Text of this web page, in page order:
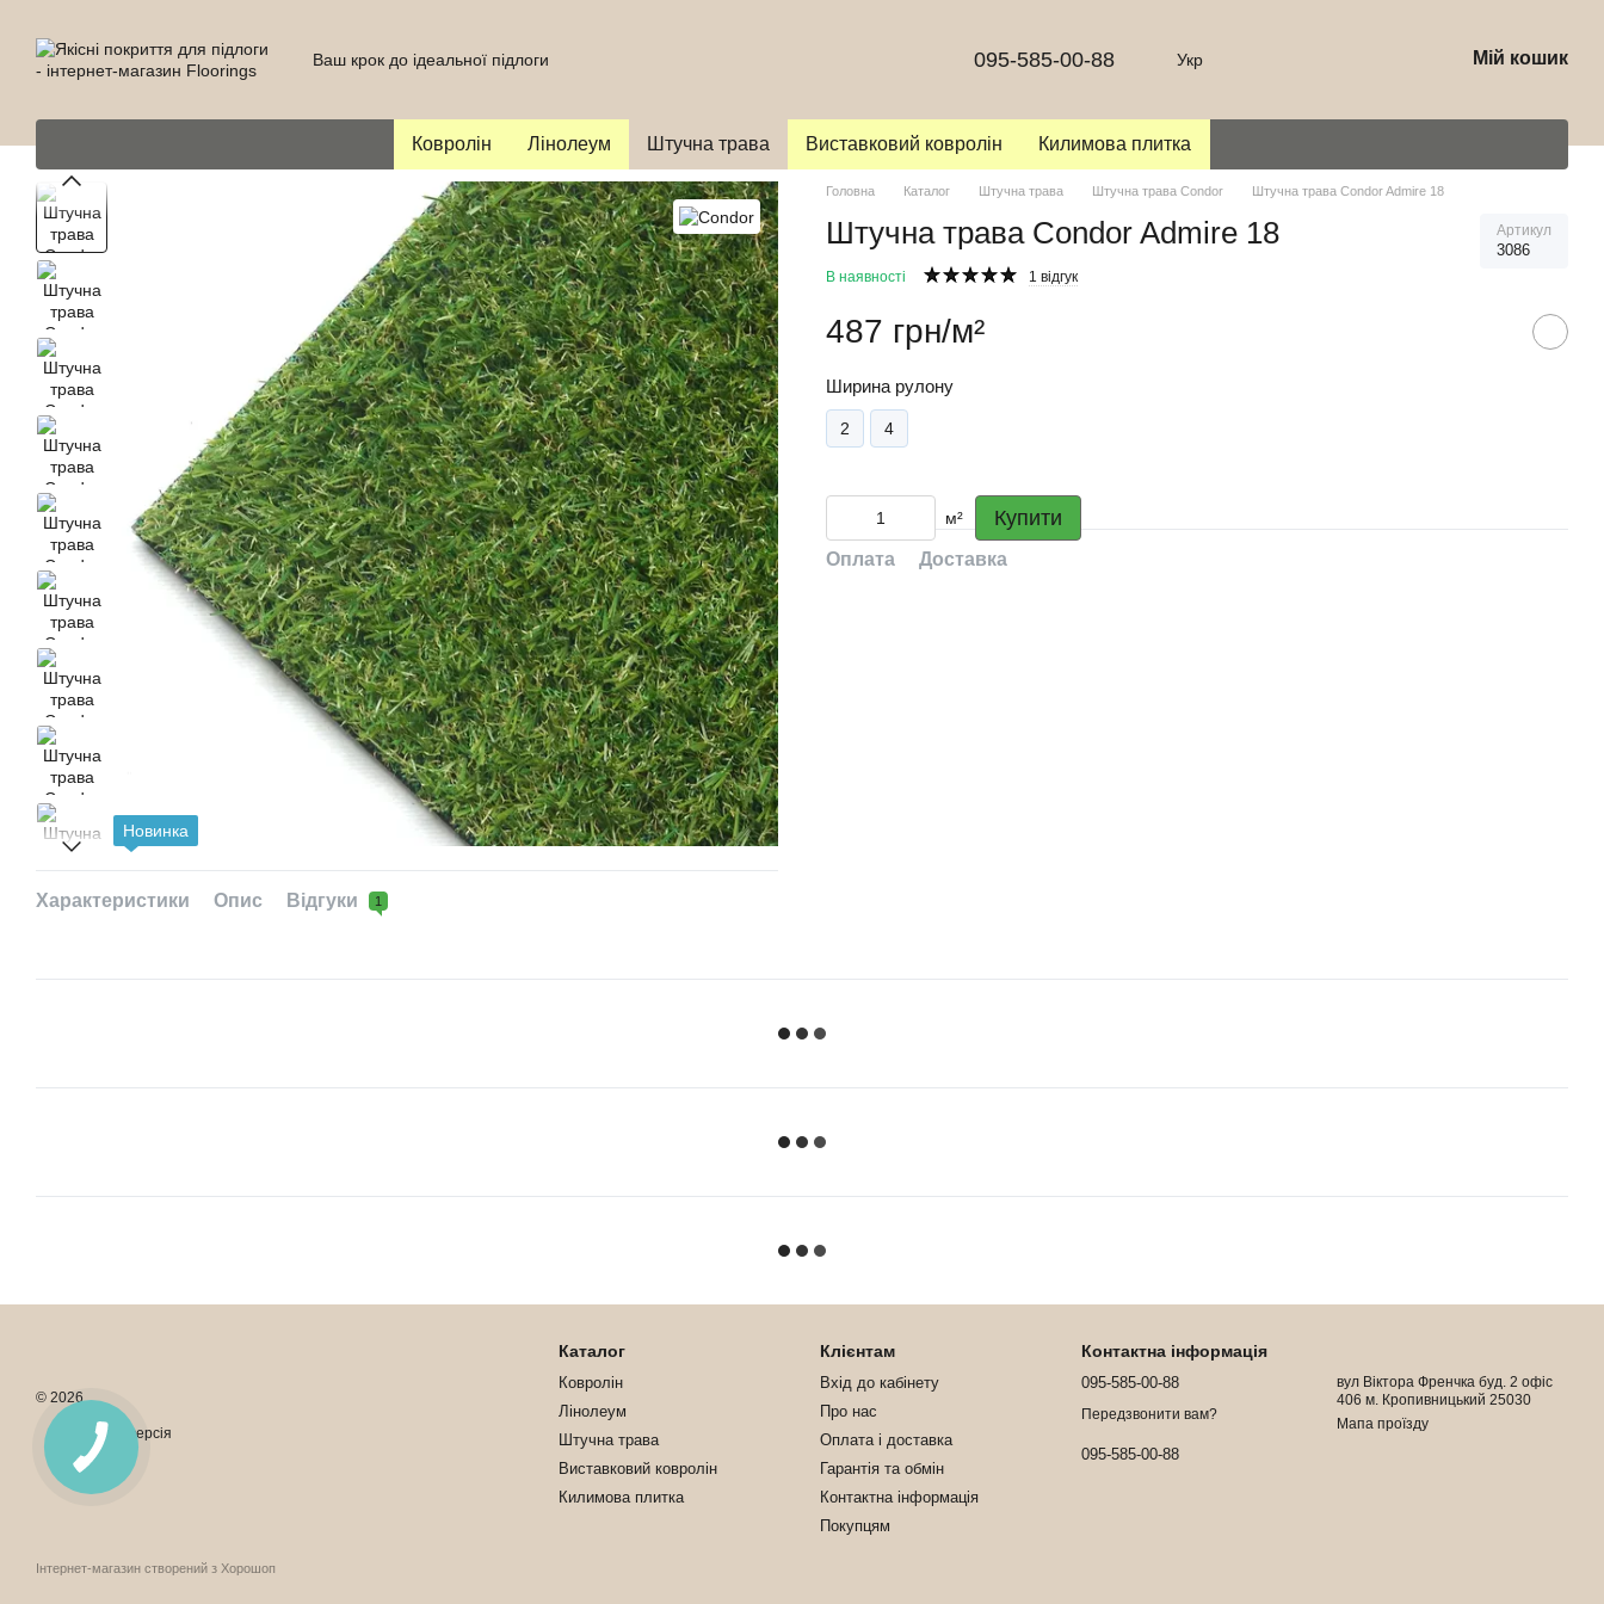
Ваш крок до ідеальної підлоги 095-585-00-88 Укр Мій кошик
Ковролін Лінолеум Штучна трава Виставковий ковролін Килимова плитка
Новинка
Характеристики Опис Відгуки 1
Головна Каталог Штучна трава Штучна трава Condor Штучна трава Condor Admire 18
Штучна трава Condor Admire 18 Артикул
3086
В наявності 1 відгук
487 грн/м²
Ширина рулону
2 4
м² Купити
Оплата Доставка
© 2026
Мобільна версія
Інтернет-магазин створений з Хорошоп
Каталог
Ковролін
Лінолеум
Штучна трава
Виставковий ковролін
Килимова плитка
Клієнтам
Вхід до кабінету
Про нас
Оплата і доставка
Гарантія та обмін
Контактна інформація
Покупцям
Контактна інформація
095-585-00-88
Передзвонити вам?
095-585-00-88
вул Віктора Френчка буд. 2 офіс
406 м. Кропивницький 25030
Мапа проїзду